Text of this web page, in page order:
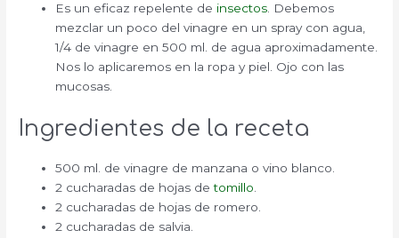
Es un eficaz repelente de insectos. Debemos
mezclar un poco del vinagre en un spray con agua,
1/4 de vinagre en 500 ml. de agua aproximadamente.
Nos lo aplicaremos en la ropa y piel. Ojo con las
mucosas.
Ingredientes de la receta
500 ml. de vinagre de manzana o vino blanco.
2 cucharadas de hojas detomillo.
2 cucharadas de hojas de romero.
2 cucharadas de salvia.